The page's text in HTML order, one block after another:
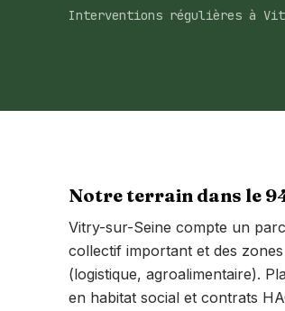
Interventions régulières à
Notre terrain dans le
Vitry-sur-Seine compte un
collectif important et des
(logistique, agroalimentaire).
en habitat social et contrats